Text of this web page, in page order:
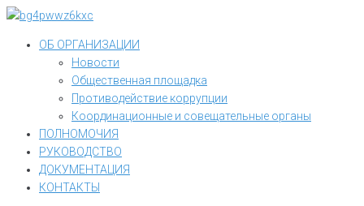
Перейти
контентуОБ ОРГАНИЗАЦИИ
Новости
Общественная площадка
Противодействие коррупции
Координационные и совещательные органы
ПОЛНОМОЧИЯ
РУКОВОДСТВО
ДОКУМЕНТАЦИЯ
КОНТАКТЫ